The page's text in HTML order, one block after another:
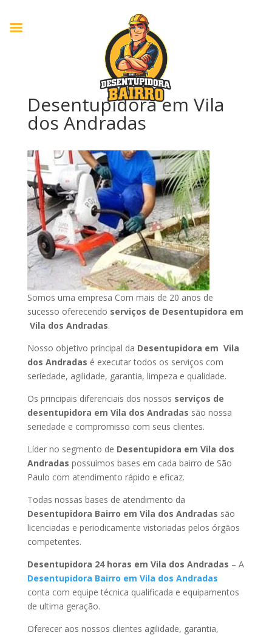
Desentupidora em Vila
dos Andradas
Somos uma empresa Com mais de 20 anos de
sucesso oferecendo serviços de Desentupidora em
Vila dos Andradas.
Nosso objetivo principal da Desentupidora em Vila
dos Andradas é executar todos os serviços com
seriedade, agilidade, garantia, limpeza e qualidade.
Os principais diferenciais dos nossos serviços de
desentupidora em Vila dos Andradas são nossa
seriedade e compromisso com seus clientes.
Líder no segmento de Desentupidora em Vila dos
Andradas possuímos bases em cada bairro de São
Paulo com atendimento rápido e eficaz.
Todas nossas bases de atendimento da
Desentupidora Bairro em Vila dos Andradas são
licenciadas e periodicamente vistoriadas pelos órgãos
competentes.
Desentupidora 24 horas em Vila dos Andradas – A
Desentupidora Bairro em Vila dos Andradas
conta com equipe técnica qualificada e equipamentos
de ultima geração.
Oferecer aos nossos clientes agilidade, garantia,